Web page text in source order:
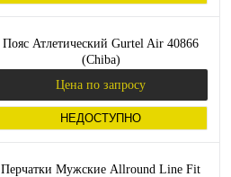
Пояс Атлетический Gurtel Air 40866
(Chiba)
Цена по запросу
НЕДОСТУПНО
Перчатки Мужские Allround Line Fit